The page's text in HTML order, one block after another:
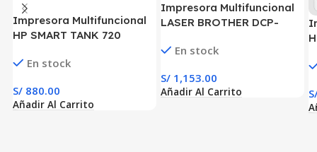
Impresora Multifuncional
HP SMART TANK 720
En stock
S/ 880.00
Añadir Al Carrito
Impresora Multifuncional
LASER BROTHER DCP-
En stock
S/ 1,153.00
Añadir Al Carrito